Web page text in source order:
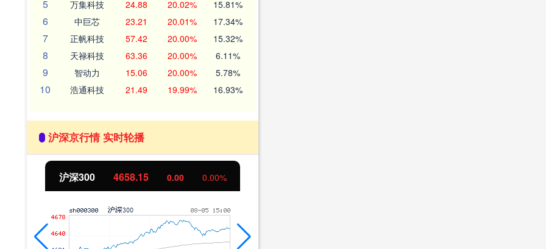
5 万集科技 24.88 20.02% 15.81%
6 中巨芯 23.21 20.01% 17.34%
7 正帆科技 57.42 20.00% 15.32%
8 天禄科技 63.36 20.00% 6.11%
9 智动力 15.06 20.00% 5.78%
10 浩通科技 21.49 19.99% 16.93%
沪深京行情 实时轮播
北证50 1119.46 0.00 0.00%